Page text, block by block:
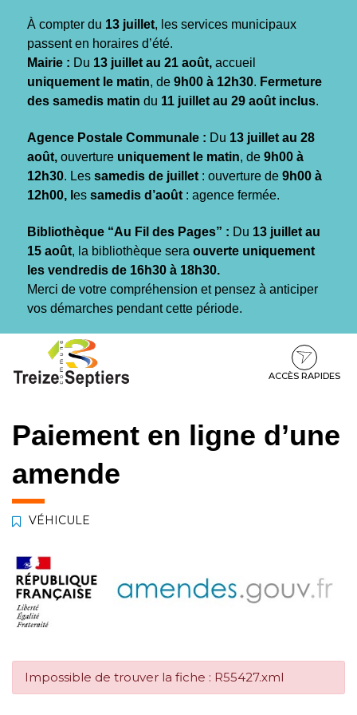
À compter du 13 juillet, les services municipaux
passent en horaires d’été.
Mairie : Du 13 juillet au 21 août, accueil
uniquement le matin, de 9h00 à 12h30. Fermeture
des samedis matin du 11 juillet au 29 août inclus.
Agence Postale Communale : Du 13 juillet au 28
août, ouverture uniquement le matin, de 9h00 à
12h30. Les samedis de juillet : ouverture de 9h00 à
12h00, l es samedis d’août : agence fermée.
Bibliothèque “Au Fil des Pages” : Du 13 juillet au
15 août, la bibliothèque sera ouverte uniquement
les vendredis de 16h30 à 18h30.
Merci de votre compréhension et pensez à anticiper
vos démarches pendant cette période.
contenu
pied
ACCÈS RAPIDES
Paiement en ligne d’une
amende
VÉHICULE
Impossible de trouver la fiche : R55427.xml